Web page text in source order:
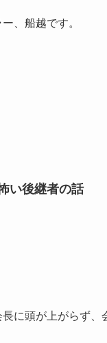
、船越です。
い後継者の話
に頭が上がらず、